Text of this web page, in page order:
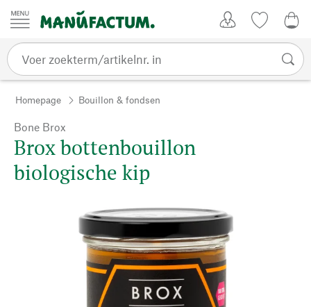
Passer au contenu
Homepage Bouillon & fondsen
Bone Brox
Brox bottenbouillon
biologische kip